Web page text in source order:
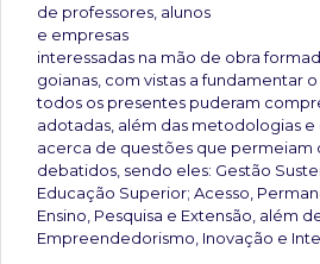
de professores, alunos
e empresas
interessadas na mão de obra
goianas, com vistas a fundamentar o
todos os presentes puderam
adotadas, além das metodologias e
acerca de questões que permeiam
debatidos, sendo eles: Gestão
Educação Superior; Acesso,
Ensino, Pesquisa e Extensão, além
Empreendedorismo, Inovação e